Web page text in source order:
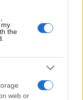
the
web or